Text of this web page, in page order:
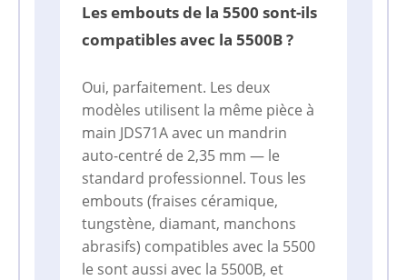
Les embouts de la 5500 sont-ils
compatibles avec la 5500B ?
Oui, parfaitement. Les deux
modèles utilisent la même pièce à
main JDS71A avec un mandrin
auto-centré de 2,35 mm — le
standard professionnel. Tous les
embouts (fraises céramique,
tungstène, diamant, manchons
abrasifs) compatibles avec la 5500
le sont aussi avec la 5500B, et